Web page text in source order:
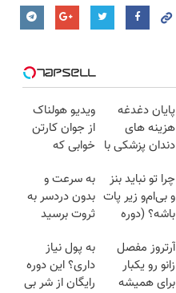
پایان دغدغه
هزینه های
دندان پزشکی با
کننده خانگی
ویدیو هولناک
از جوان کارتن
خوابی که
آموزش رایگان
چرا تو نباید بنز
و بی‌ام‌و زیر پات
باشه؟ (دوره
میلیاردی)
به سرعت و
بدون دردسر به
ثروت برسید
رایگان
پولسازی)
آرتروز مفصل
زانو رو یکبار
برای همیشه
به پول نیاز
داری؟ این دوره
رایگان از شر بی